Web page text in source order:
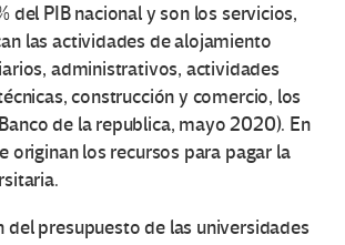
del PIB nacional y son los servicios,
las actividades de alojamiento
administrativos, actividades
construcción y comercio, los
de la republica, mayo 2020). En
originan los recursos para pagar la
del presupuesto de las universidades